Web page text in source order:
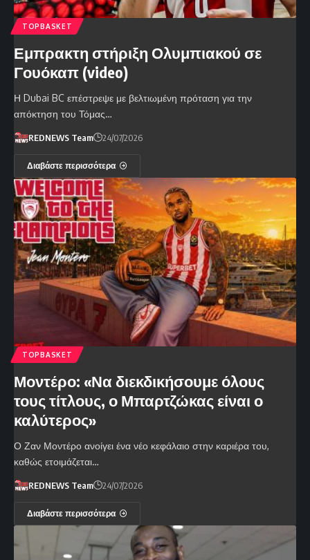
TOPBASKET
Εμπρακτη στήριξη Ολυμπιακού σε
Γουόκαπ (video)
Η Dubai BC επέστρεψε με βελτιωμένη πρόταση για την
απόκτηση του Τόμας…
REDNEWS Team 24/07/2026
Διαβάστε περισσότερα
TOPBASKET
Μοντέρο: «Να διεκδικήσουμε όλους
τους τίτλους, ο Μπαρτζώκας είναι ο
καλύτερος»
Ο Ζαν Μοντέρο ανοίγει ένα νέο κεφάλαιο στην καριέρα του,
καθώς ετοιμάζεται…
REDNEWS Team 24/07/2026
Διαβάστε περισσότερα